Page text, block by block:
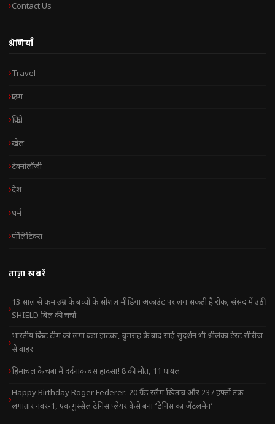
Contact Us
श्रेणियाँ
Travel
क्राइम
क्रिप्टो
खेल
टेक्नोलॉजी
देश
धर्म
पॉलिटिक्स
ताज़ा खबरें
13 साल से कम उम्र के बच्चों के सोशल मीडिया अकाउंट पर लग सकती है रोक, संसद में उठी
SHIELD बिल की चर्चा
भारतीय क्रिकेट टीम को लगा बड़ा झटका, बुमराह के बाद साई सुदर्शन भी श्रीलंका टेस्ट सीरीज
से बाहर
हिमाचल के चंबा में दर्दनाक बस हादसा! 8 की मौत, 11 घायल
Happy Birthday Roger Federer: 20 ग्रैंड स्लैम खिताब और 237 हफ्तों तक
लगातार नंबर-1, एक गुस्सैल टेनिस प्लेयर कैसे बना ‘टेनिस का जेंटलमैन’